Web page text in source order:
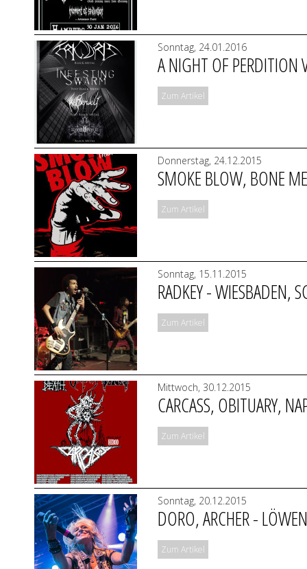
Sonntag, 24.01.2016
A NIGHT OF PERDITION
Zum Artikel
Donnerstag, 24.12.2015
SMOKE BLOW, BONE
Zum Artikel
Sonntag, 15.11.2015
RADKEY - WIESBADEN,
Zum Artikel
Mittwoch, 30.12.2015
CARCASS, OBITUARY,
Zum Artikel
Sonntag, 20.12.2015
DORO, ARCHER -
Zum Artikel